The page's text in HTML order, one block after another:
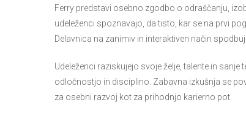
Ferry predstavi osebno zgodbo o odraščanju,
udeleženci spoznavajo, da tisto, kar se na prvi
Delavnica na zanimiv in interaktiven način
Udeleženci raziskujejo svoje želje, talente in
odločnostjo in disciplino. Zabavna izkušnja se
za osebni razvoj kot za prihodnjo karierno pot.